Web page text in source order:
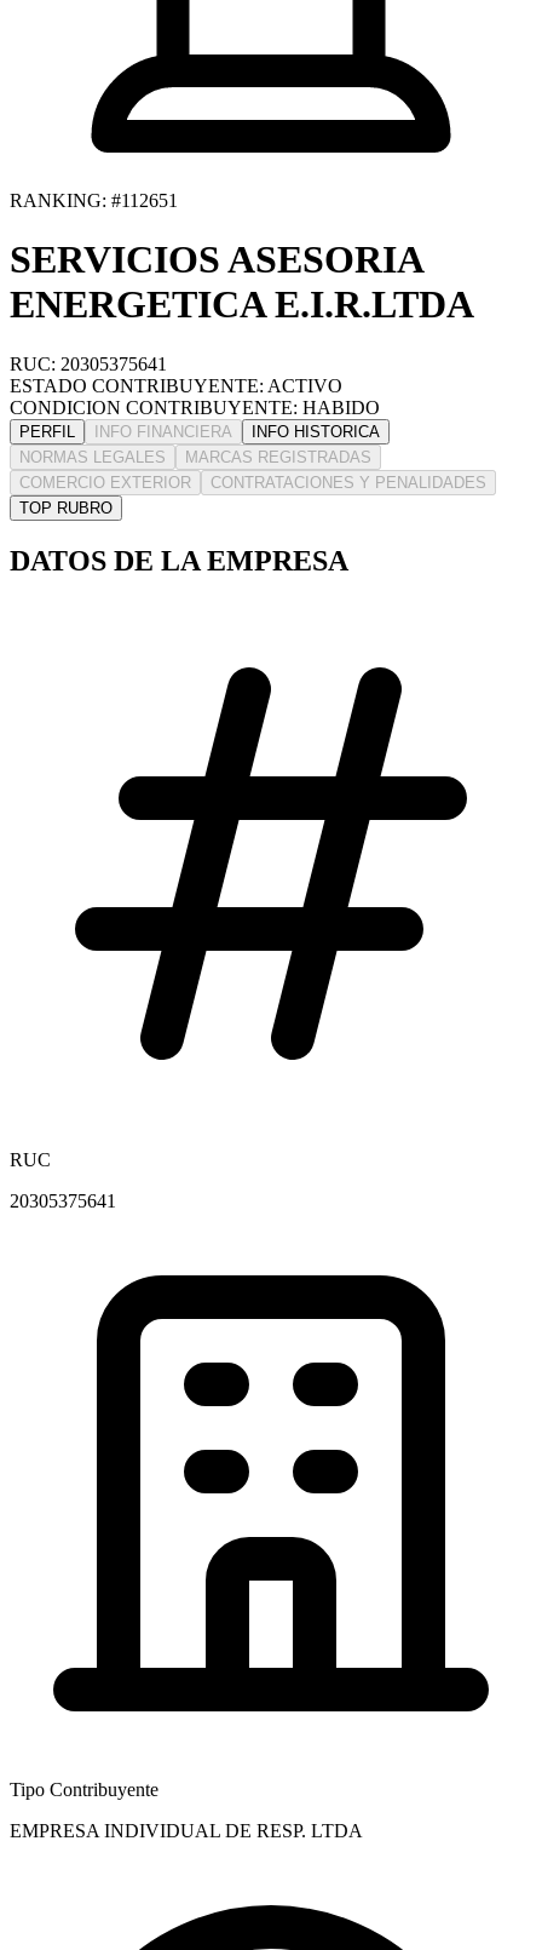
RANKING: #112651
SERVICIOS ASESORIA
ENERGETICA E.I.R.LTDA
RUC: 20305375641
ESTADO CONTRIBUYENTE: ACTIVO
CONDICION CONTRIBUYENTE: HABIDO
PERFIL INFO FINANCIERA
INFO HISTORICA
NORMAS LEGALES
MARCAS REGISTRADAS
COMERCIO EXTERIOR
CONTRATACIONES Y PENALIDADES
TOP RUBRO
DATOS DE LA EMPRESA
RUC
20305375641
Tipo Contribuyente
EMPRESA INDIVIDUAL DE RESP. LTDA